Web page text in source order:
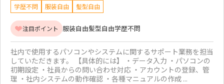
学歴不問 服装自由 髪型自由
注目ポイント 服装自由髪型自由学歴不問
社内で使用するパソコンやシステムに関するサポート業務を担当
していただきます。 【具体的には】 ・データ入力 ・パソコンの
初期設定 ・社員からの問い合わせ対応 ・アカウントの登録、管
理 ・社内システムの動作確認 ・各種マニュアルの作成 ...